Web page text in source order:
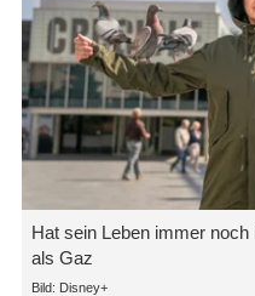
Hat sein Leben immer
als Gaz
Disney+